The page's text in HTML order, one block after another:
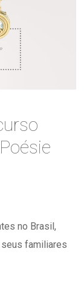
no Brasil,
familiares